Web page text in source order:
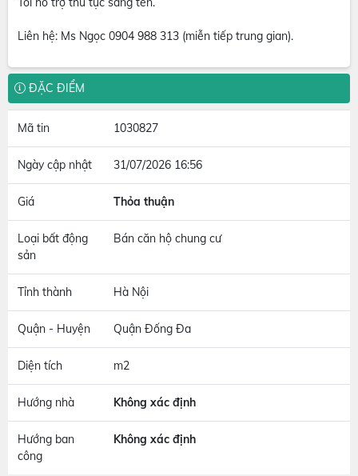
Liên hệ: Ms Ngọc 0904 988 313 (miễn tiếp trung gian).
ĐẶC ĐIỂM
Mã tin 1030827
Ngày cập nhật 31/07/2026 16:56
Giá Thỏa thuận
Loại bất động
sản
Bán căn hộ chung cư
Tỉnh thành Hà Nội
Quận - Huyện Quận Đống Đa
Diện tích m2
Hướng nhà Không xác định
Hướng ban
công
Không xác định